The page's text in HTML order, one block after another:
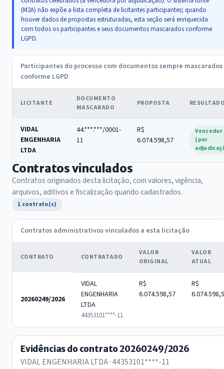
(M2A) não expõe a lista completa de licitantes participantes; quando
houver dados de propostas estruturadas, esta seção será enriquecida
com todos os participantes e seus documentos mascarados conforme
LGPD.
Participantes do processo com documentos sempre mascarados
conforme LGPD
LICITANTE
DOCUMENTO
MASCARADO
PROPOSTA
VIDAL
ENGENHARIA
LTDA
44.***.***/0001-
11
R$
6.074.598,57
Vencedor
(por
Contratos vinculados
Contratos originados desta licitação, com valores, vigência,
arquivos, aditivos e fiscalização quando cadastrados.
1 contrato(s)
Contratos administrativos vinculados a esta licitação
CONTRATO CONTRATADO
VALOR
ORIGINAL
VALOR
ATUAL
20260249/2026
VIDAL
ENGENHARIA
LTDA
44353101****-11
R$
6.074.598,57
R$
Evidências do contrato 20260249/2026
VIDAL ENGENHARIA LTDA · 44353101****-11